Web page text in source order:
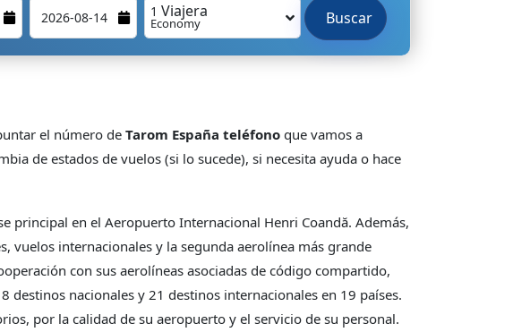
1 Viajera
Economy Buscar
el número de Tarom España teléfono que vamos a
de estados de vuelos (si lo sucede), si necesita ayuda o hace
principal en el Aeropuerto Internacional Henri Coandă. Además,
vuelos internacionales y la segunda aerolínea más grande
con sus aerolíneas asociadas de código compartido,
nacionales y 21 destinos internacionales en 19 países.
por la calidad de su aeropuerto y el servicio de su personal.